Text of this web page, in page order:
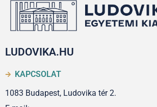
LUDOVIKA.HU
KAPCSOLAT
1083 Budapest, Ludovika tér 2.